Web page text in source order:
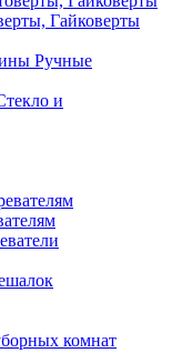
Гайковерты
Ручные
и